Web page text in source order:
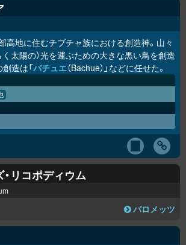
高地に住むチブチャ族における創造神。山々
く太陽の）光を運ぶための大きな黒い鳥を創造
造は「バチュエ（Bachue）」などに任せた。
リコポディウム
バロメッツ